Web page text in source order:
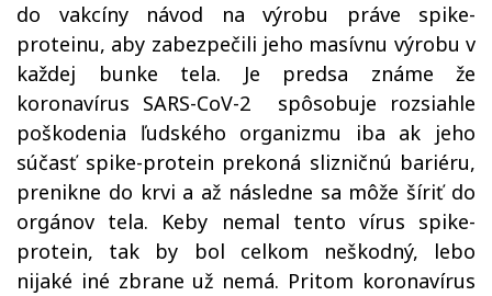
do vakcíny návod na výrobu práve spike-
proteinu, aby zabezpečili jeho masívnu výrobu v
každej bunke tela. Je predsa známe že
koronavírus SARS-CoV-2 spôsobuje rozsiahle
poškodenia ľudského organizmu iba ak jeho
súčasť spike-protein prekoná slizničnú bariéru,
prenikne do krvi a až následne sa môže šíriť do
orgánov tela. Keby nemal tento vírus spike-
protein, tak by bol celkom neškodný, lebo
nijaké iné zbrane už nemá. Pritom koronavírus